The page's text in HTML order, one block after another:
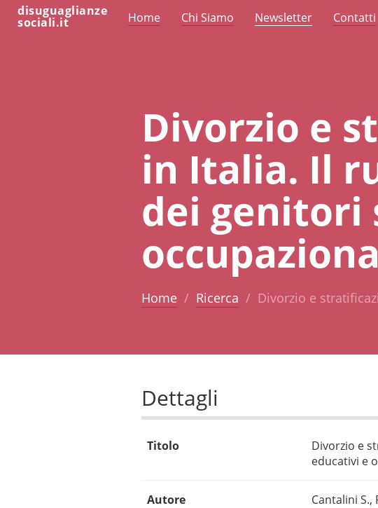
disuguaglianze
sociali.it Home Chi Siamo Newsletter Contatti
Divorzio e
in Italia. Il
dei genitori
Home Ricerca Divorzio e
Dettagli
Titolo
Divorzio e
educativi e
Autore Cantalini S.,